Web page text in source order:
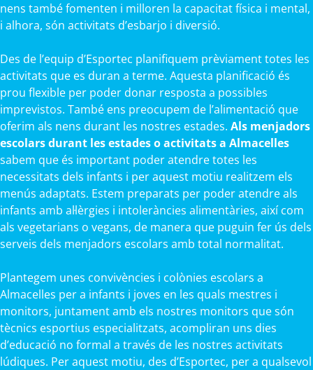
nens també fomenten i milloren la capacitat física i mental,
i alhora, són activitats d’esbarjo i diversió.
Des de l’equip d’Esportec planifiquem prèviament totes les
activitats que es duran a terme. Aquesta planificació és
prou flexible per poder donar resposta a possibles
imprevistos. També ens preocupem de l’alimentació que
oferim als nens durant les nostres estades. Als menjadors
escolars durant les estades o activitats a Almacelles
sabem que és important poder atendre totes les
necessitats dels infants i per aquest motiu realitzem els
menús adaptats. Estem preparats per poder atendre als
infants amb al·lèrgies i intoleràncies alimentàries, així com
als vegetarians o vegans, de manera que puguin fer ús dels
serveis dels menjadors escolars amb total normalitat.
Plantegem unes convivències i colònies escolars a
Almacelles per a infants i joves en les quals mestres i
monitors, juntament amb els nostres monitors que són
tècnics esportius especialitzats, acompliran uns dies
d’educació no formal a través de les nostres activitats
lúdiques. Per aquest motiu, des d’Esportec, per a qualsevol